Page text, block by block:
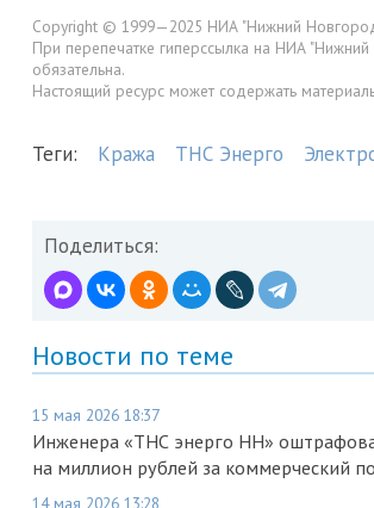
Copyright © 1999—2025 НИА "Нижний
При перепечатке гиперссылка на НИА
обязательна.
Настоящий ресурс может содержать
Теги: Кража ТНС Энерго
Поделиться:
Новости по теме
15 мая 2026 18:37
Инженера «ТНС энерго НН»
на миллион рублей за коммерческий
14 мая 2026 13:28